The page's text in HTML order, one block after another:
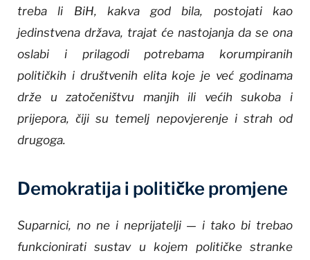
treba li BiH, kakva god bila, postojati kao
jedinstvena država, trajat će nastojanja da se ona
oslabi i prilagodi potrebama korumpiranih
političkih i društvenih elita koje je već godinama
drže u zatočeništvu manjih ili većih sukoba i
prijepora, čiji su temelj nepovjerenje i strah od
drugoga.
Demokratija i političke promjene
Suparnici, no ne i neprijatelji — i tako bi trebao
funkcionirati sustav u kojem političke stranke